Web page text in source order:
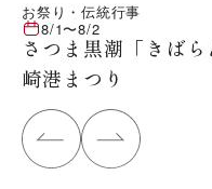
お祭り・伝統行事
8/1〜8/2
さつま黒潮「きば
崎港まつり